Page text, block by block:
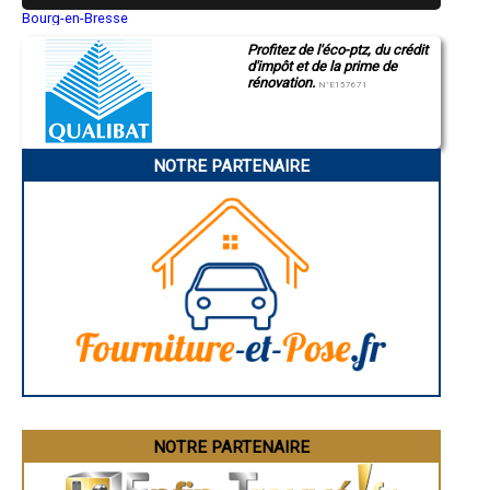
- Entreprise de rénovation immobilière à Monguilhem
- Entreprise de rénovation immobilière à Dému
- Entreprise de rénovation immobilière à Le Brouilh-Monbert
- Entreprise de rénovation immobilière à Haget
- Entreprise de rénovation immobilière à Labéjan
- Entreprise de rénovation immobilière à Sarrant
- Entreprise de rénovation immobilière à Brugnens
- Entreprise de rénovation immobilière à Panassac
- Entreprise de rénovation immobilière à Maurens
- Entreprise de rénovation immobilière à Saint-Mont
- Entreprise de rénovation immobilière à Lahitte
- Entreprise de rénovation immobilière à Saint-Sauvy
- Entreprise de rénovation immobilière à Gimbrède
- Entreprise de rénovation immobilière à Ladevèze-Ville
- Entreprise de rénovation immobilière à Tillac
- Entreprise de rénovation immobilière à Monbrun
- Entreprise de rénovation immobilière à Orbessan
- Entreprise de rénovation immobilière à Esclassan-Labastide
- Entreprise de rénovation immobilière à Saint-Blancard
- Entreprise de rénovation immobilière à Castillon-Savès
- Entreprise de rénovation immobilière à Fourcès
Bourg-en-Bresse
Montluçon
Manosque
Gap
Charleville-Mézières
Pamiers
Narbonne
Saint-Brieuc
Besançon
Évreux
Brest
Profitez de l'éco-ptz, du crédit
d'impôt et de la prime de
rénovation. N°E157671
NOTRE PARTENAIRE
NOTRE PARTENAIRE